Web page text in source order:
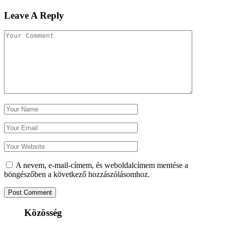
Leave A Reply
A nevem, e-mail-címem, és weboldalcímem mentése a
böngészőben a következő hozzászólásomhoz.
Közösség